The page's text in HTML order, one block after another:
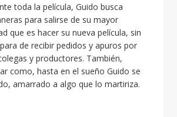
toda la película, Guido busca
para salirse de su mayor
que es hacer su nueva película, sin
de recibir pedidos y apuros por
y productores. También,
como, hasta en el sueño Guido se
amarrado a algo que lo martiriza.